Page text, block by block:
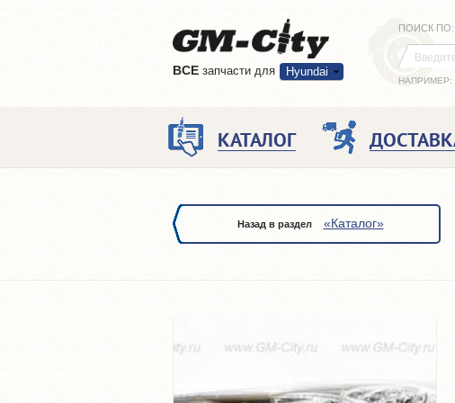
ВCE запчасти для Hyundai
ПОИСК ПО:
НАПРИМЕР:
КАТАЛОГ
Назад в раздел «Каталог»